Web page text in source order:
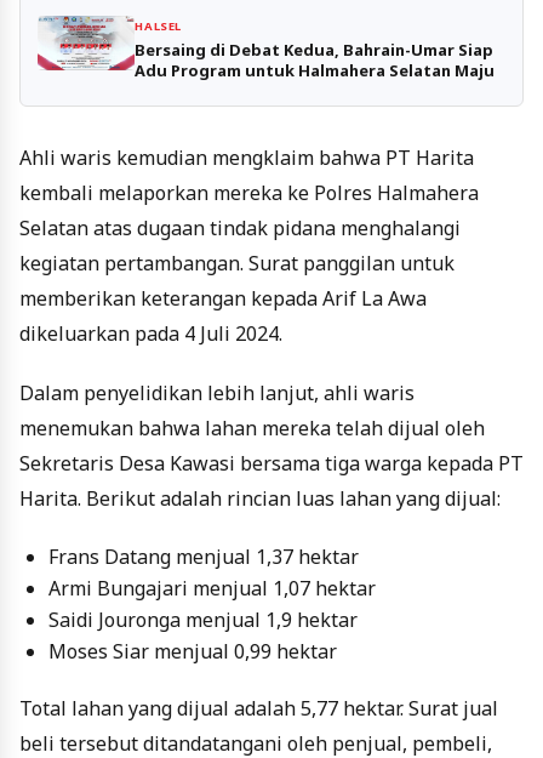
HALSEL
Bersaing di Debat Kedua, Bahrain-Umar Siap
Adu Program untuk Halmahera Selatan Maju
Ahli waris kemudian mengklaim bahwa PT Harita
kembali melaporkan mereka ke Polres Halmahera
Selatan atas dugaan tindak pidana menghalangi
kegiatan pertambangan. Surat panggilan untuk
memberikan keterangan kepada Arif La Awa
dikeluarkan pada 4 Juli 2024.
Dalam penyelidikan lebih lanjut, ahli waris
menemukan bahwa lahan mereka telah dijual oleh
Sekretaris Desa Kawasi bersama tiga warga kepada PT
Harita. Berikut adalah rincian luas lahan yang dijual:
Frans Datang menjual 1,37 hektar
Armi Bungajari menjual 1,07 hektar
Saidi Jouronga menjual 1,9 hektar
Moses Siar menjual 0,99 hektar
Total lahan yang dijual adalah 5,77 hektar. Surat jual
beli tersebut ditandatangani oleh penjual, pembeli,